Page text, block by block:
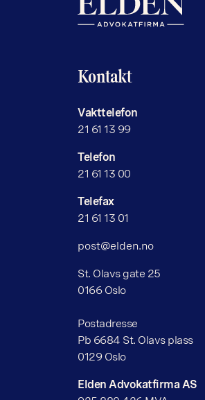
Kontakt
Vakttelefon
21 61 13 99
Telefon
21 61 13 00
Telefax
21 61 13 01
post@elden.no
St. Olavs gate 25
0166 Oslo
Postadresse
Pb 6684 St. Olavs plass
0129 Oslo
Elden Advokatfirma AS